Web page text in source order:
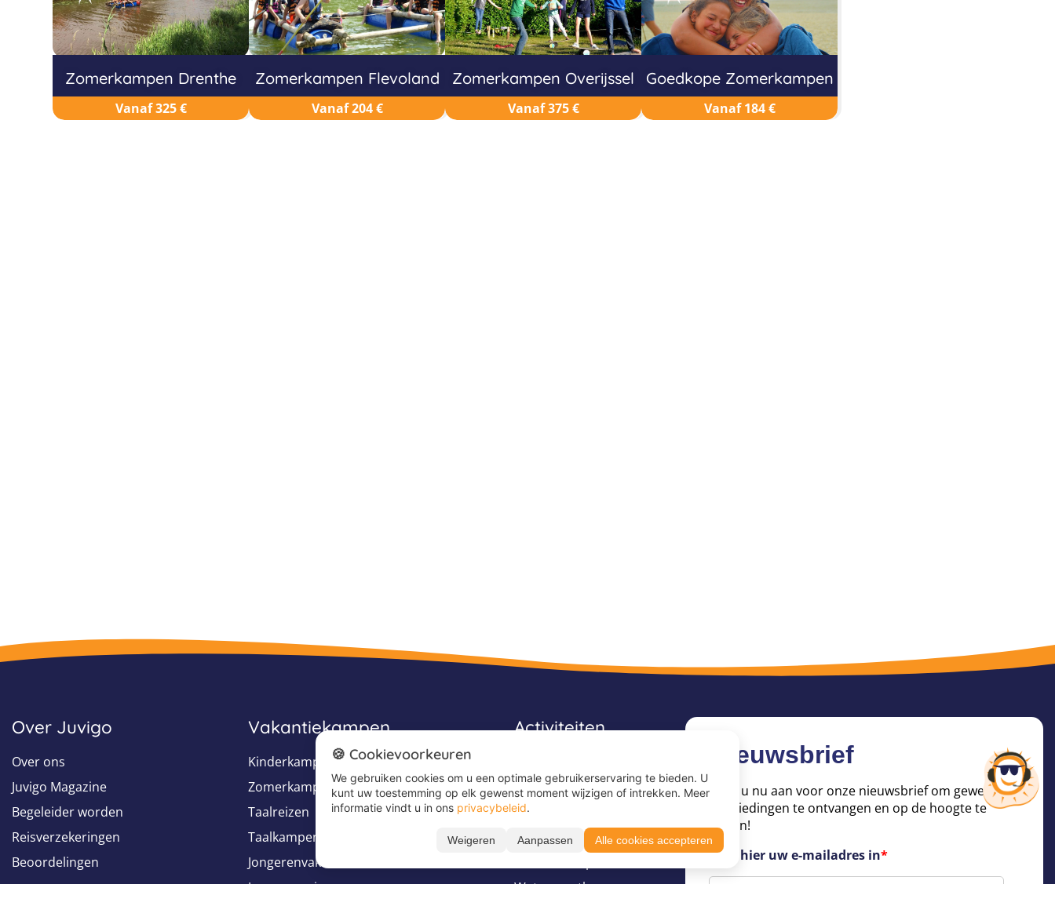
Zomerkampen Drenthe
Vanaf 325 €
Zomerkampen Flevoland
Vanaf 204 €
Zomerkampen Overijssel
Vanaf 375 €
Goedkope Zomerkampen
Vanaf 184 €
Over Juvigo
Over ons
Juvigo Magazine
Begeleider worden
Reisverzekeringen
Beoordelingen
Vakantiekampen
Kinderkampen
Zomerkampen
Taalreizen
Taalkampen
Jongerenvakanties
Jongerenreizen
Activiteiten
Game kampen
Ponykampen
Surfkampen
Watersportkampen
Nieuwsbrief
Meld u nu aan voor onze nieuwsbrief om geweldige
aanbiedingen te ontvangen en op de hoogte te
blijven!
Voer hier uw e-mailadres in*
🍪 Cookievoorkeuren
We gebruiken cookies om u een optimale gebruikerservaring te bieden. U
kunt uw toestemming op elk gewenst moment wijzigen of intrekken. Meer
informatie vindt u in ons privacybeleid.
Weigeren Aanpassen Alle cookies accepteren